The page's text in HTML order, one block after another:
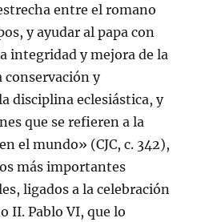
entre el romano
y ayudar al papa con
integridad y mejora de la
conservación y
disciplina eclesiástica, y
que se refieren a la
el mundo» (CJC, c. 342),
más importantes
ligados a la celebración
II. Pablo VI, que lo